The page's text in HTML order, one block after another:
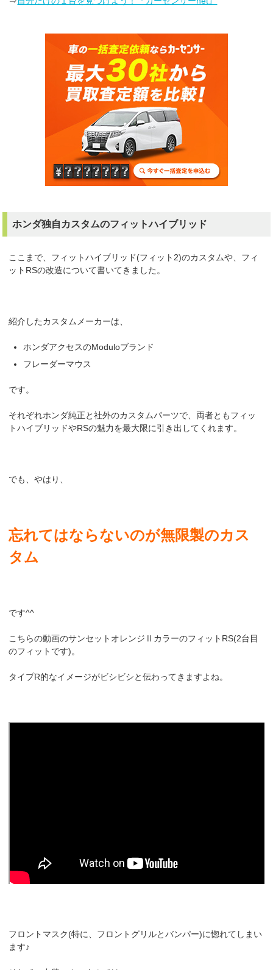
ホンダ独自カスタムのフィットハイブリッド
ここまで、フィットハイブリッド(フィット2)のカスタムや、フィ
ットRSの改造について書いてきました。
紹介したカスタムメーカーは、
ホンダアクセスのModuloブランド
フレーダーマウス
です。
それぞれホンダ純正と社外のカスタムパーツで、両者ともフィッ
トハイブリッドやRSの魅力を最大限に引き出してくれます。
でも、やはり、
忘れてはならないのが無限製のカス
タム
です^^
こちらの動画のサンセットオレンジⅡカラーのフィットRS(2台目
のフィットです)。
タイプR的なイメージがビシビシと伝わってきますよね。
フロントマスク(特に、フロントグリルとバンパー)に惚れてしまい
ます♪